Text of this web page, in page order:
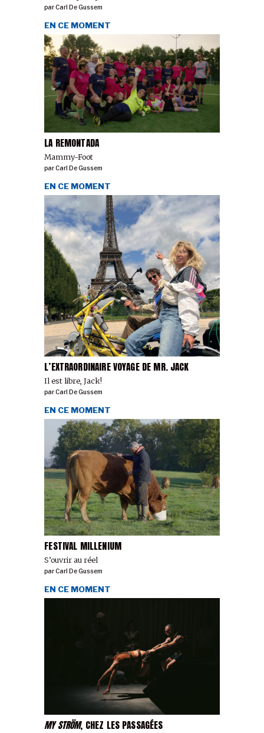
parCarl De Gussem
LA REMONTADA
Mammy-Foot
EN CE MOMENT
parCarl De Gussem
L’EXTRAORDINAIRE VOYAGE DE MR. JACK
Il est libre, Jack!
EN CE MOMENT
parCarl De Gussem
FESTIVAL MILLENIUM
S’ouvrir au réel
EN CE MOMENT
parCarl De Gussem
MY STRÖM, CHEZ LES PASSAGÉES
EN CE MOMENT